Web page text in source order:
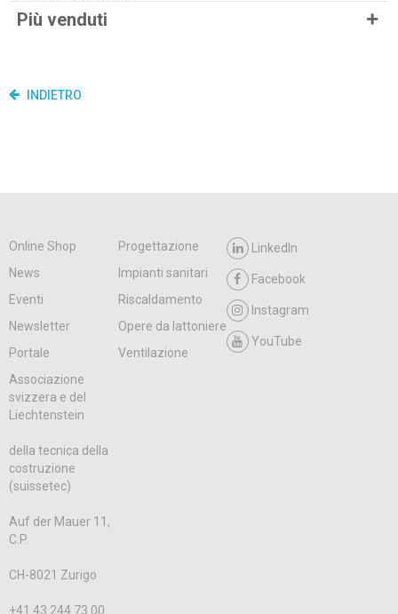
Più venduti
INDIETRO
Online Shop
Progettazione
News
Impianti sanitari
Eventi
Riscaldamento
Newsletter
Opere da lattoniere
Portale
Ventilazione
LinkedIn
Facebook
Instagram
YouTube
Associazione
svizzera e del
Liechtenstein
della tecnica della
costruzione
(suissetec)
Auf der Mauer 11,
C.P.
CH-8021 Zurigo
+41 43 244 73 00